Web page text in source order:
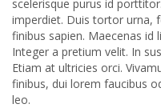
scelerisque purus id
imperdiet. Duis tortor urna,
finibus sapien. Maecenas id
Integer a pretium velit. In
Etiam at ultricies orci.
finibus, dui lorem faucibus
leo.